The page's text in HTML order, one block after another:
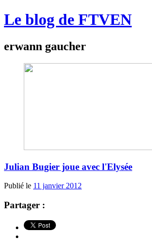
Le blog de FTVEN
erwann gaucher
Julian Bugier joue avec l'Elysée
Publié le 11 janvier 2012
Partager :